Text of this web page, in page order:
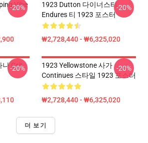
Vibe
-20%
1923 Dutton 다이너스티
Endures 티 1923 포스터
₩2,728,440 - ₩6,325,020
-20%
나 Grit
-20%
1923 Yellowstone 사가
Continues 스타일 1923 포스터
₩2,728,440 - ₩6,325,020
-20%
더 보기